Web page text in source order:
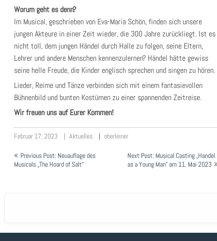
Worum geht es denn?
Im Musical, geschrieben von Eva-Maria Schön, finden sich unsere
jungen Akteure in einer Zeit wieder, die 300 Jahre zurückliegt. Ist es
nicht toll, dem jungen Händel durch Halle zu folgen, seine Eltern,
Lehrer und andere Menschen kennenzulernen? Händel hätte gewiss
seine helle Freude, die Kinder englisch sprechen und singen zu hören.
Lieder, Reime und Tänze verbinden sich mit einem fantasievollen
Bühnenbild und bunten Kostümen zu einer spannenden Zeitreise.
Wir freuen uns auf Eurer Kommen!
Februar 17, 2023 Aktuelles oberleiner
Beitragsnavigation
Previous Post: Neuauflage des
Musicals „The Hoard of Salt“
Next Post: Musical Casting „Handel
as a Young Man” am 11. Mai 2023